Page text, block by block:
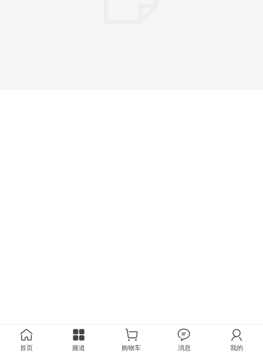
首页 频道 购物车 消息 我的